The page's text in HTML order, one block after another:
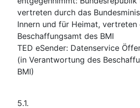
vertreten durch das
Innern und für Heimat, vertreten
Beschaffungsamt des BMI
TED eSender: Datenservice
(in Verantwortung des
BMI)
5.1.